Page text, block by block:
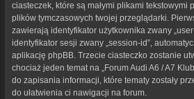
ciasteczek, które są małymi plikami tekstowymi
plików tymczasowych twojej przeglądarki.
zawierają identyfikator użytkownika zwany
identyfikator sesji zwany „session-id”,
aplikację phpBB. Trzecie ciasteczko zostanie
chociaż jeden temat na „Forum Audi A6 / A7
do zapisania informacji, które tematy zostały
do ułatwienia ci nawigacji na forum.